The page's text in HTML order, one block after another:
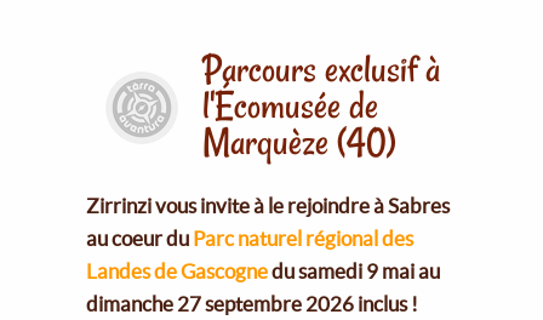
Parcours exclusif à
l'Écomusée de
Marquèze (40)
Zirrinzi vous invite à le rejoindre à Sabres
au coeur du Parc naturel régional des
Landes de Gascognedu samedi 9 mai au
dimanche 27 septembre 2026 inclus !